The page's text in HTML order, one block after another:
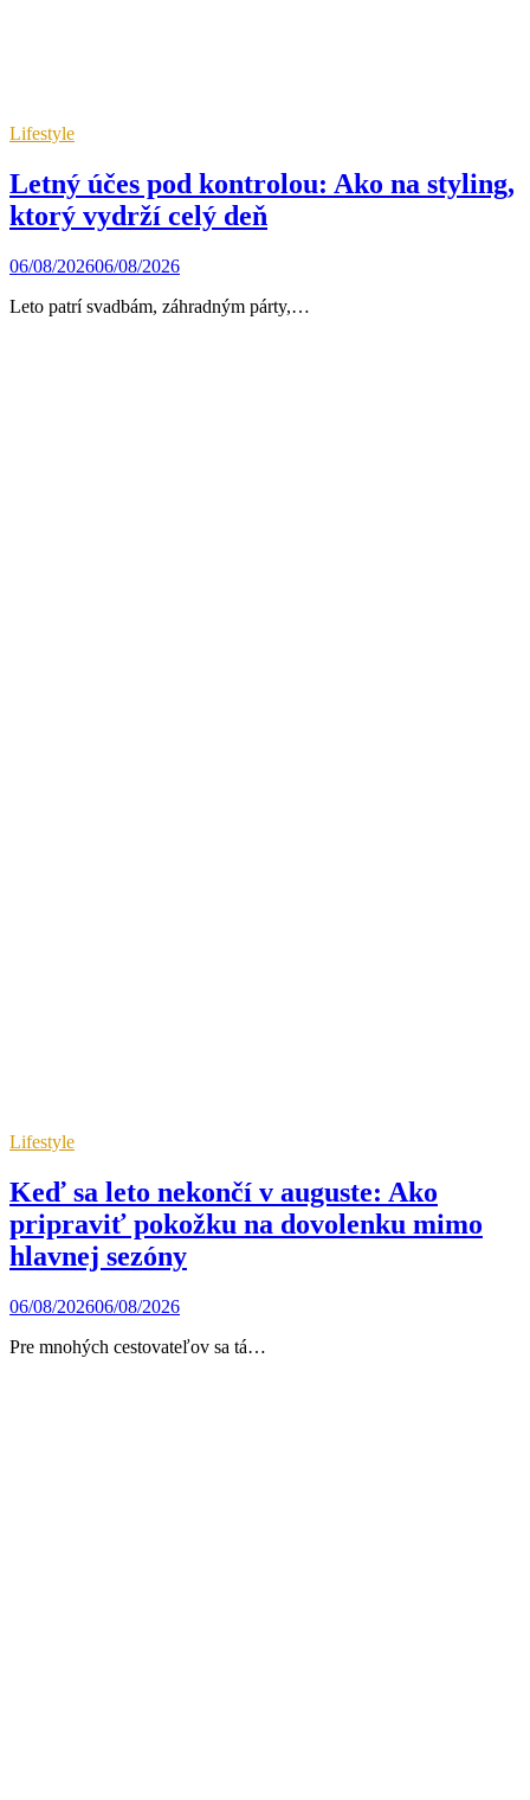
Lifestyle
Letný účes pod kontrolou: Ako na styling,
ktorý vydrží celý deň
06/08/202606/08/2026
Leto patrí svadbám, záhradným párty,…
Lifestyle
Keď sa leto nekončí v auguste: Ako
pripraviť pokožku na dovolenku mimo
hlavnej sezóny
06/08/202606/08/2026
Pre mnohých cestovateľov sa tá…